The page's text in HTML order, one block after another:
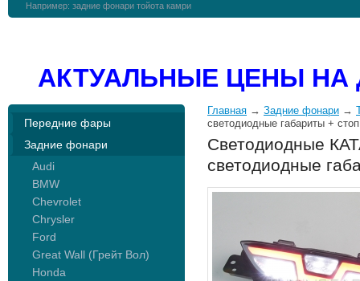
Например: задние фонари тойота камри
АКТУАЛЬНЫЕ ЦЕНЫ
Передние фары
Задние фонари
Audi
BMW
Chevrolet
Chrysler
Ford
Great Wall (Грейт Вол)
Honda
Главная → Задние фонари →
светодиодные габариты +
Светодиодные
светодиодные